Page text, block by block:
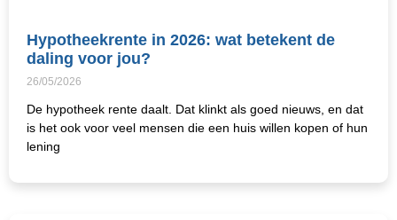
Hypotheekrente in 2026: wat betekent de
daling voor jou?
26/05/2026
De hypotheek rente daalt. Dat klinkt als goed nieuws, en dat
is het ook voor veel mensen die een huis willen kopen of hun
lening